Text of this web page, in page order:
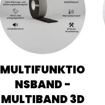
MULTIFUNKTIO
NSBAND -
MULTIBAND 3D